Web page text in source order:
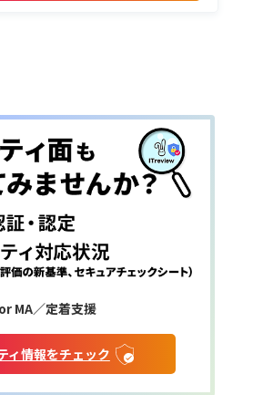
MA／定着支援
ィ情報をチェック